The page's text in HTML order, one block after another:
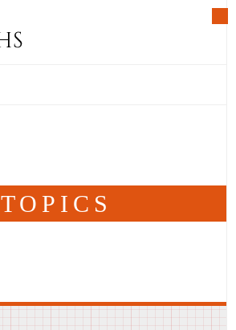
TOPICS